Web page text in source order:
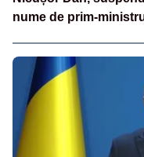
nume de prim-